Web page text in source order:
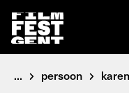
... persoon